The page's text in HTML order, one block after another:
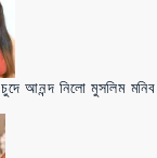
চুদে আনন্দ নিলো মুসলিম মনিব